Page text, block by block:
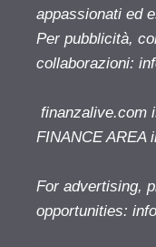
appassionati ed
Per pubblicità,
collaborazioni:
finanzalive.com
FINANCE
For advertising,
opportunities: